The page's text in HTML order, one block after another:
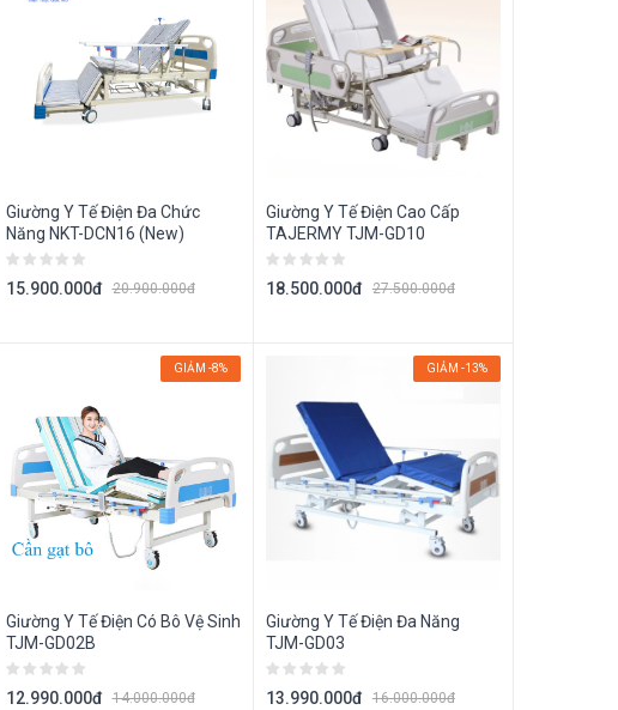
Giường Y Tế Điện Đa Chức
Năng NKT-DCN16 (New)
15.900.000đ 20.900.000đ
Giường Y Tế Điện Cao Cấp
TAJERMY TJM-GD10
18.500.000đ 27.500.000đ
GIẢM -8%
Giường Y Tế Điện Có Bô Vệ Sinh
TJM-GD02B
12.990.000đ 14.000.000đ
GIẢM -13%
Giường Y Tế Điện Đa Năng
TJM-GD03
13.990.000đ 16.000.000đ